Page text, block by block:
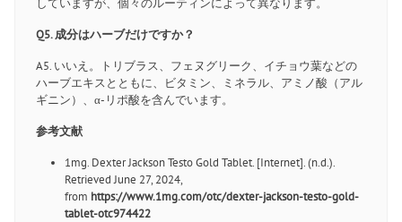
Q5. 成分はハーブだけですか？
A5. いいえ。トリブラス、フェヌグリーク、イチョウ葉などの
ハーブエキスとともに、ビタミン、ミネラル、アミノ酸（アル
ギニン）、α-リポ酸を含んでいます。
参考文献
1mg. Dexter Jackson Testo Gold Tablet. [Internet]. (n.d.).
Retrieved June 27, 2024,
from https://www.1mg.com/otc/dexter-jackson-testo-gold-
tablet-otc974422